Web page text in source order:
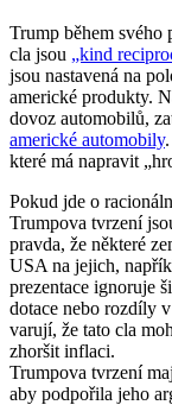
Trump během svého
cla jsou „kind
jsou nastavená na
americké produkty.
dovoz automobilů,
americké automobily
které má napravit
Pokud jde o
Trumpova tvrzení
pravda, že některé
USA na jejich,
prezentace ignoruje
dotace nebo rozdíly
varují, že tato cla
zhoršit inflaci.
Trumpova tvrzení
aby podpořila jeho